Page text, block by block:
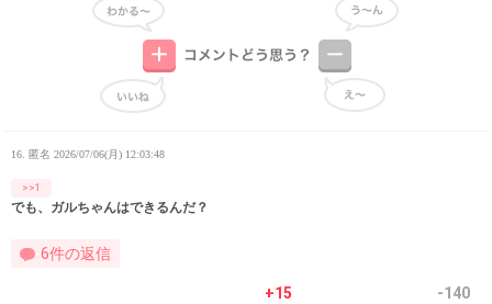
16. 匿名 2026/07/06(月) 12:03:48
>>1
でも、ガルちゃんはできるんだ？
6件の返信
+15 -140